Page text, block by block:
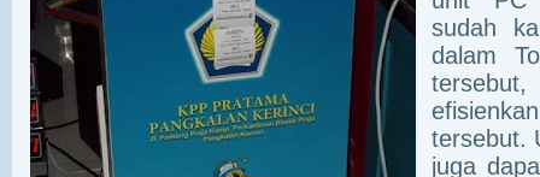
sudah
dalam
tersebut.
juga